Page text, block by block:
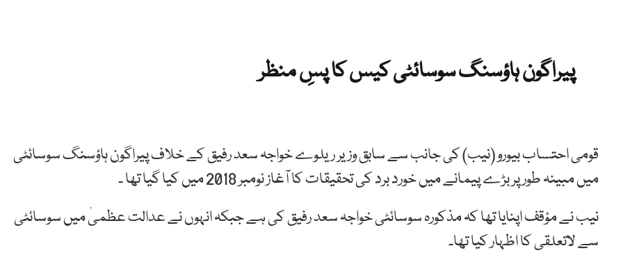
پیراگون ہاؤسنگ سوسائٹی کیس کا پسِ منظر
قومی احتساب بیورو (نیب) کی جانب سے سابق وزیر ریلوے خواجہ سعد رفیق کے خلاف پیراگون ہاؤسنگ سوسائٹی
میں مبینہ طور پر بڑے پیمانے میں خورد برد کی تحقیقات کا آغاز نومبر 2018 میں کیا گیا تھا ۔
نیب نے مؤقف اپنایا تھا کہ مذکورہ سوسائٹی خواجہ سعد رفیق کی ہے جبکہ انہوں نے عدالت عظمیٰ میں سوسائٹی
سے لاتعلقی کا اظہار کیا تھا۔